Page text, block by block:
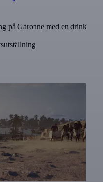
på Garonne med en drink